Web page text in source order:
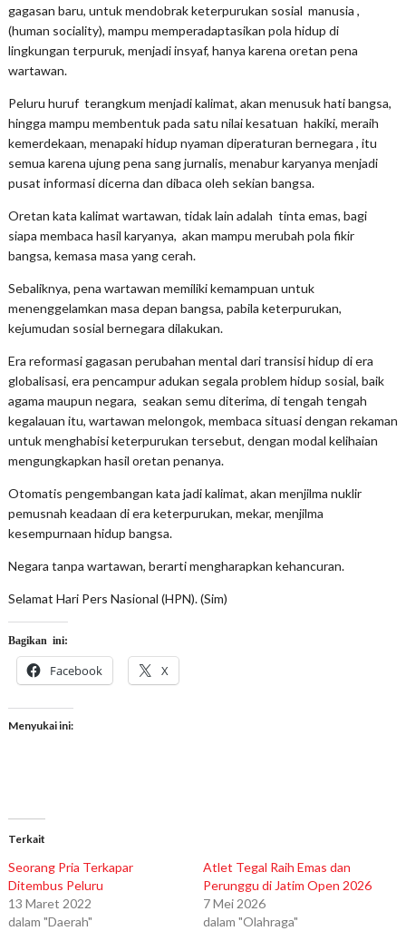
gagasan baru, untuk mendobrak keterpurukan sosial manusia ,
(human sociality), mampu memperadaptasikan pola hidup di
lingkungan terpuruk, menjadi insyaf, hanya karena oretan pena
wartawan.
Peluru huruf terangkum menjadi kalimat, akan menusuk hati bangsa,
hingga mampu membentuk pada satu nilai kesatuan hakiki, meraih
kemerdekaan, menapaki hidup nyaman diperaturan bernegara , itu
semua karena ujung pena sang jurnalis, menabur karyanya menjadi
pusat informasi dicerna dan dibaca oleh sekian bangsa.
Oretan kata kalimat wartawan, tidak lain adalah tinta emas, bagi
siapa membaca hasil karyanya, akan mampu merubah pola fikir
bangsa, kemasa masa yang cerah.
Sebaliknya, pena wartawan memiliki kemampuan untuk
menenggelamkan masa depan bangsa, pabila keterpurukan,
kejumudan sosial bernegara dilakukan.
Era reformasi gagasan perubahan mental dari transisi hidup di era
globalisasi, era pencampur adukan segala problem hidup sosial, baik
agama maupun negara, seakan semu diterima, di tengah tengah
kegalauan itu, wartawan melongok, membaca situasi dengan rekaman
untuk menghabisi keterpurukan tersebut, dengan modal kelihaian
mengungkapkan hasil oretan penanya.
Otomatis pengembangan kata jadi kalimat, akan menjilma nuklir
pemusnah keadaan di era keterpurukan, mekar, menjilma
kesempurnaan hidup bangsa.
Negara tanpa wartawan, berarti mengharapkan kehancuran.
Selamat Hari Pers Nasional (HPN). (Sim)
Bagikan ini:
Facebook X
Menyukai ini:
Terkait
Seorang Pria Terkapar
Ditembus Peluru
13 Maret 2022
dalam "Daerah"
Atlet Tegal Raih Emas dan
Perunggu di Jatim Open 2026
7 Mei 2026
dalam "Olahraga"